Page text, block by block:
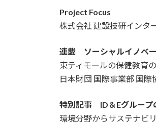
Project Focus
株式会社 建設技研インタ
連載 ソーシャルイノベ
東ティモールの保健教育
日本財団 国際事業部 国
特別記事 ID＆Eグループ
環境分野からサステナビ